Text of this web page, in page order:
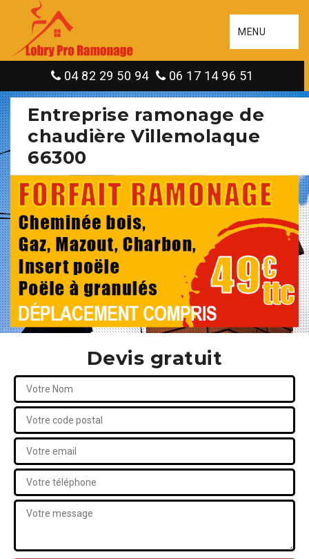
MENU
04 82 29 50 94 06 17 14 96 51
Entreprise ramonage de
chaudière Villemolaque
66300
Devis gratuit